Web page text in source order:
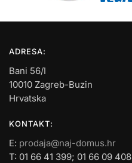
ADRESA:
Bani 56/I
10010 Zagreb-Buzin
Hrvatska
KONTAKT:
E: prodaja@naj-domus.hr
T: 01 66 41 399; 01 66 09 408